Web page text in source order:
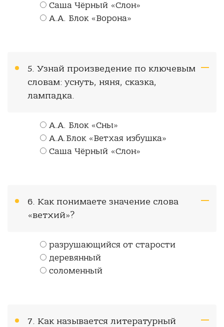
Саша Чёрный «Слон»
А.А. Блок «Ворона»
5. Узнай произведение по ключевым
словам: уснуть, няня, сказка,
лампадка.
А.А. Блок «Сны»
А.А.Блок «Ветхая избушка»
Саша Чёрный «Слон»
6. Как понимаете значение слова
«ветхий»?
разрушающийся от старости
деревянный
соломенный
7. Как называется литературный